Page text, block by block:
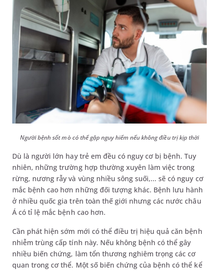
Người bệnh sốt mò có thể gặp nguy hiểm nếu không điều trị kịp thời
Dù là người lớn hay trẻ em đều có nguy cơ bị bệnh. Tuy
nhiên, những trường hợp thường xuyên làm việc trong
rừng, nương rẫy và vùng nhiều sông suối,... sẽ có nguy cơ
mắc bệnh cao hơn những đối tượng khác. Bệnh lưu hành
ở nhiều quốc gia trên toàn thế giới nhưng các nước châu
Á có tỉ lệ mắc bệnh cao hơn.
Cần phát hiện sớm mới có thể điều trị hiệu quả căn bệnh
nhiễm trùng cấp tính này. Nếu không bệnh có thể gây
nhiều biến chứng, làm tổn thương nghiêm trọng các cơ
quan trong cơ thể. Một số biến chứng của bệnh có thể kể